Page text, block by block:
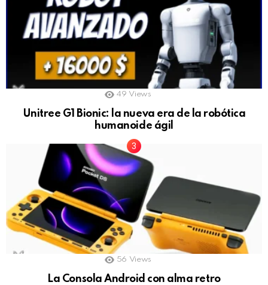
49 Views
Unitree G1 Bionic: la nueva era de la robótica
humanoide ágil
56 Views
La Consola Android con alma retro